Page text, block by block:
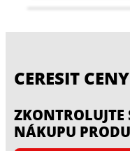
CERESIT
NÁKUPU